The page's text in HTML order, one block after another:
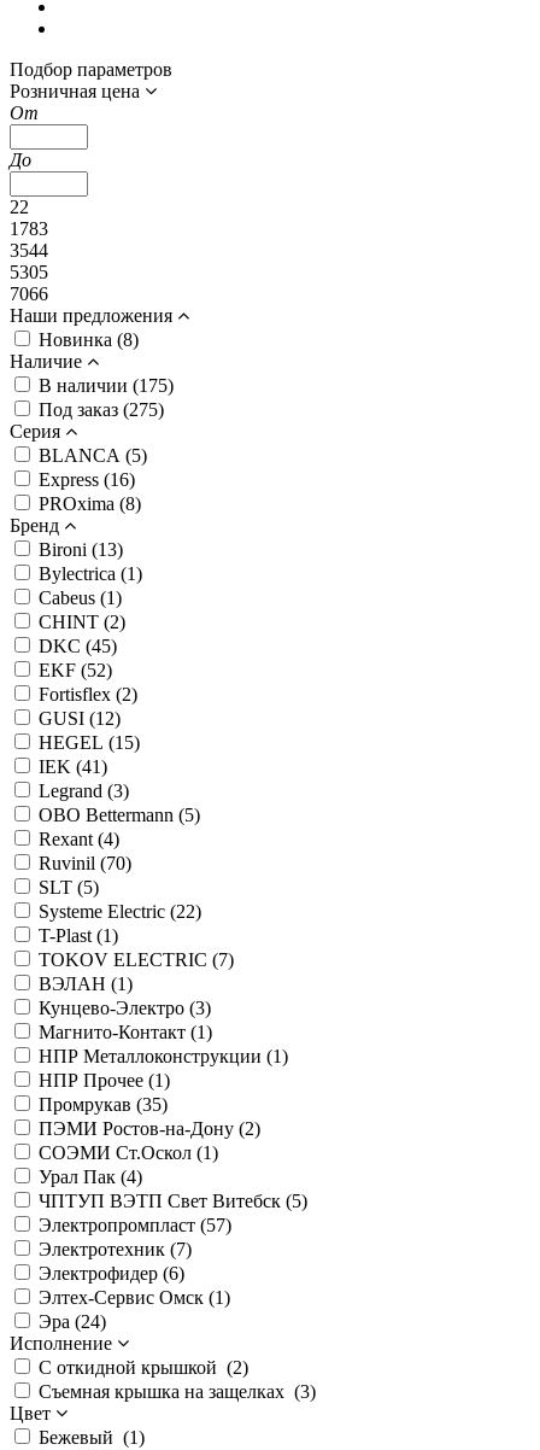
Подбор параметров
Розничная цена
От
До
22
1783
3544
5305
7066
Наши предложения
Новинка (8)
Наличие
В наличии (175)
Под заказ (275)
Серия
BLANCA (5)
Express (16)
PROxima (8)
Бренд
Bironi (13)
Bylectrica (1)
Cabeus (1)
CHINT (2)
DKC (45)
EKF (52)
Fortisflex (2)
GUSI (12)
HEGEL (15)
IEK (41)
Legrand (3)
OBO Bettermann (5)
Rexant (4)
Ruvinil (70)
SLT (5)
Systeme Electric (22)
T-Plast (1)
TOKOV ELECTRIC (7)
ВЭЛАН (1)
Кунцево-Электро (3)
Магнито-Контакт (1)
НПР Металлоконструкции (1)
НПР Прочее (1)
Промрукав (35)
ПЭМИ Ростов-на-Дону (2)
СОЭМИ Ст.Оскол (1)
Урал Пак (4)
ЧПТУП ВЭТП Свет Витебск (5)
Электропромпласт (57)
Электротехник (7)
Электрофидер (6)
Элтех-Сервис Омск (1)
Эра (24)
Исполнение
С откидной крышкой (2)
Съемная крышка на защелках (3)
Цвет
Бежевый (1)